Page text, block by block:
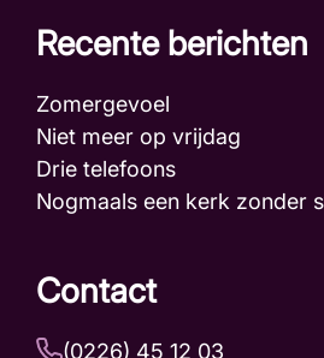
Recente berichten
Zomergevoel
Niet meer op vrijdag
Drie telefoons
Nogmaals een kerk zonder
Contact
(0226) 45 12 03